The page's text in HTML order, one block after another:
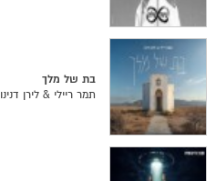
בת של מלך
תמר ריילי & לירן דנינו